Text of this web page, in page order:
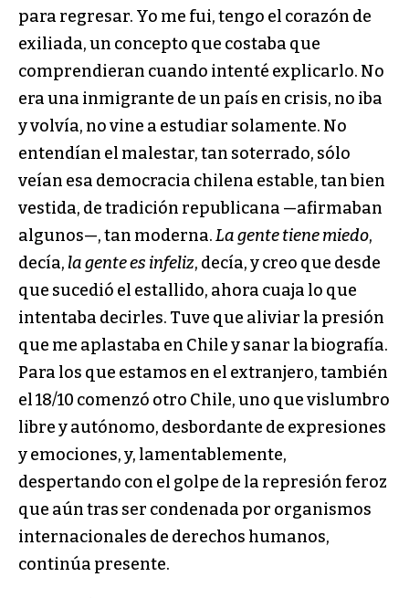
para regresar. Yo me fui, tengo el corazón de
exiliada, un concepto que costaba que
comprendieran cuando intenté explicarlo. No
era una inmigrante de un país en crisis, no iba
y volvía, no vine a estudiar solamente. No
entendían el malestar, tan soterrado, sólo
veían esa democracia chilena estable, tan bien
vestida, de tradición republicana —afirmaban
algunos—, tan moderna.La gente tiene miedo,
decía,la gente es infeliz, decía, y creo que desde
que sucedió el estallido, ahora cuaja lo que
intentaba decirles. Tuve que aliviar la presión
que me aplastaba en Chile y sanar la biografía.
Para los que estamos en el extranjero, también
el 18/10 comenzó otro Chile, uno que vislumbro
libre y autónomo, desbordante de expresiones
y emociones, y, lamentablemente,
despertando con el golpe de la represión feroz
que aún tras ser condenada por organismos
internacionales de derechos humanos,
continúa presente.